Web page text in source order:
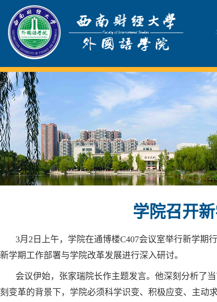
学院召开
3月2日上午，学院在通博楼C407会议室举行新学期
新学期工作部署与学院改革发展进行深入研讨。
会议伊始，张家瑞院长作主题发言。他深刻分析了
刻变革的背景下，学院必须科学识变、积极应变、主动